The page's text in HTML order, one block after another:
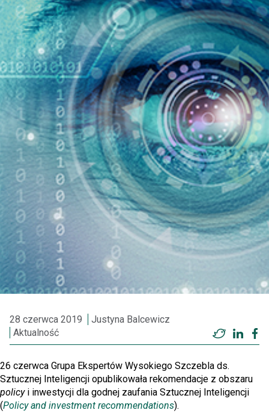
28 czerwca 2019
Justyna Balcewicz
Aktualność
Twitter
26 czerwca Grupa Ekspertów Wysokiego Szczebla ds.
Sztucznej Inteligencji opublikowała rekomendacje z obszaru
policyi inwestycji dla godnej zaufania Sztucznej Inteligencji
(Policy and investment recommendations).